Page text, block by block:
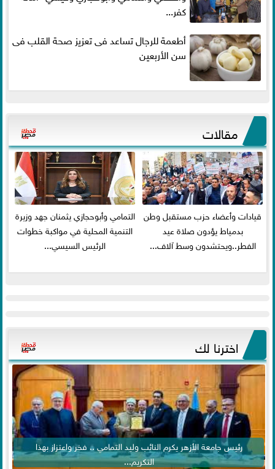
كفر...
أطعمة للرجال تساعد فى تعزيز صحة القلب فى
سن الأربعين
مقالات
قيادات وأعضاء حزب مستقبل وطن
بدمياط يؤدون صلاة عيد
الفطر..ويحتشدون وسط آلاف...
التمامي وأبوحجازي يثمنان جهد وزيرة
التنمية المحلية في مواكبة خطوات
الرئيس السيسي...
اخترنا لك
رئيس جامعة الأزهر يكرم النائب وليد التمامي .. فخر واعتزاز بهذا
التكريم...